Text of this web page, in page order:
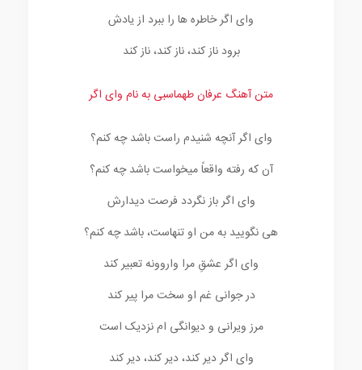
وای اگر خاطره ها را ببرد از یادش
برود ناز کند، ناز کند، ناز کند
متن آهنگ عرفان طهماسبی به نام وای اگر
وای اگر آنچه شنیدم راست باشد چه کنم؟
آن که رفته واقعاً میخواست باشد چه کنم؟
وای اگر باز نگردد فرصت دیدارش
هی نگویید به من او تنهاست، باشد چه کنم؟
وای اگر عشقِ مرا واروونه تعبیر کند
در جوانی غم او سخت مرا پیر کند
مرز ویرانی و دیوانگی ام نزدیک است
وای اگر دیر کند، دیر کند، دیر کند